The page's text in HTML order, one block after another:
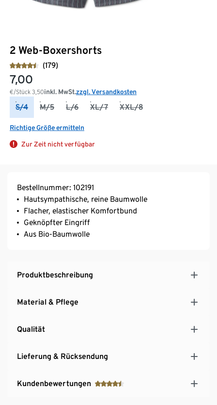
2 Web-Boxershorts
(179)
7,00
€/Stück 3,50inkl. MwSt.zzgl. Versandkosten
S/4 M/5 L/6 XL/7 XXL/8
Richtige Größe ermitteln
Zur Zeit nicht verfügbar
Bestellnummer: 102191
Hautsympathische, reine Baumwolle
Flacher, elastischer Komfortbund
Geknöpfter Eingriff
Aus Bio-Baumwolle
Produktbeschreibung
Material & Pflege
Qualität
Lieferung & Rücksendung
Kundenbewertungen